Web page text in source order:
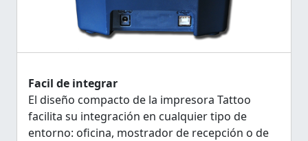
Facil de integrar
El diseño compacto de la impresora Tattoo
facilita su integración en cualquier tipo de
entorno: oficina, mostrador de recepción o de